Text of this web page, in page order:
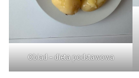
Obiad – dieta podstawowa